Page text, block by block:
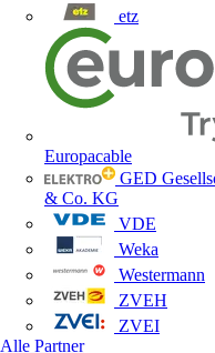
etz
Europacable
GED
& Co. KG
VDE
Weka
Westermann
ZVEH
ZVEI
Alle Partner